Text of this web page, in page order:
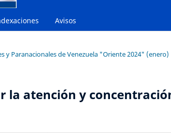
Avisos
y Paranacionales de Venezuela "Oriente 2024" (enero)
la atención y